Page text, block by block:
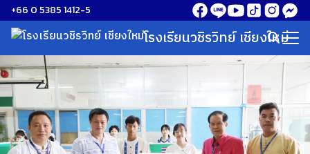
Skip
to
content
+66 0 5385 1412-5
โรงเรียนวชิรวิทย์ เชียงใหม่
Search
for: